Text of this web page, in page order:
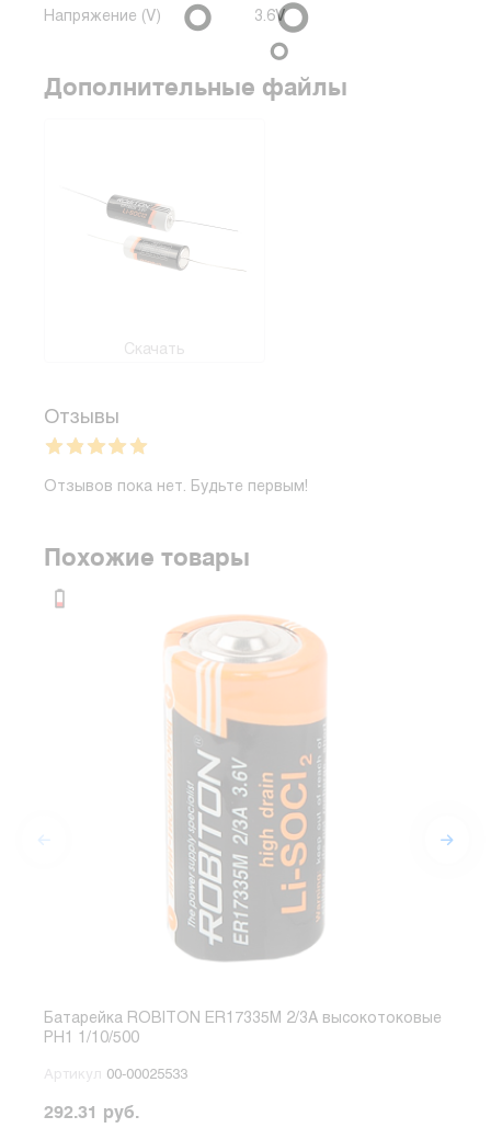
Напряжение (V) 3.6V
Дополнительные файлы
Скачать
Отзывы
Отзывов пока нет. Будьте первым!
Похожие товары
Батарейка ROBITON ER17335M 2/3A высокотоковые
PH1 1/10/500
Артикул 00-00025533
292.31 руб.